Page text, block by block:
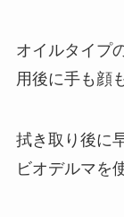
オイルタイプ
用後に手も顔
拭き取り後に
ビオデルマを